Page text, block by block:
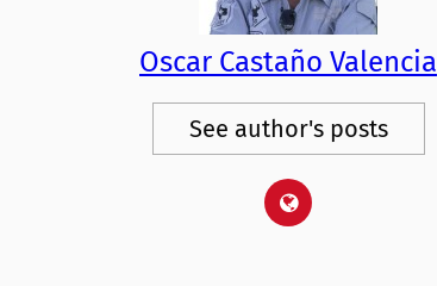
Oscar Castaño Valencia
See author's posts